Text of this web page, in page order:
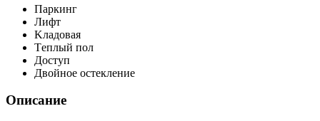
Паркинг
Лифт
Kладовая
Τеплый пол
Доступ
Двойное остекление
Описание